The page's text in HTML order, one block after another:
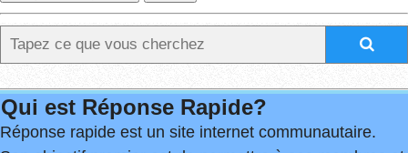
Qui est Réponse Rapide?
Réponse rapide est un site internet communautaire.